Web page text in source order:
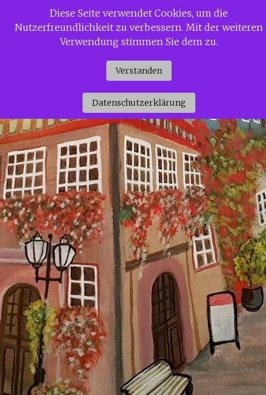
InhaltSiggi Gerdaus Welt
Diese Seite verwendet Cookies, um die
Nutzerfreundlichkeit zu verbessern. Mit der weiteren
Verwendung stimmen Sie dem zu.
Verstanden
Datenschutzerklärung